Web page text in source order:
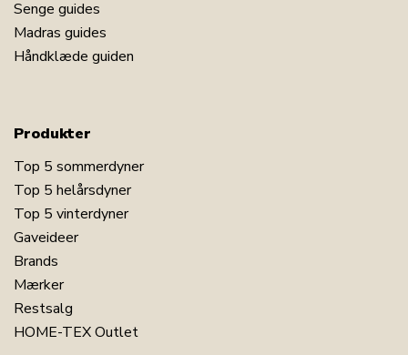
Senge guides
Madras guides
Håndklæde guiden
Produkter
Top 5 sommerdyner
Top 5 helårsdyner
Top 5 vinterdyner
Gaveideer
Brands
Mærker
Restsalg
HOME-TEX Outlet